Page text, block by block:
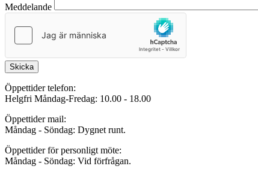
Meddelande
Skicka
Öppettider telefon:
Helgfri Måndag-Fredag: 10.00 - 18.00
Öppettider mail:
Måndag - Söndag: Dygnet runt.
Öppettider för personligt möte:
Måndag - Söndag: Vid förfrågan.